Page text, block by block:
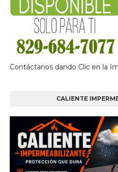
Contáctanos dando Clic en la
CALIENTE